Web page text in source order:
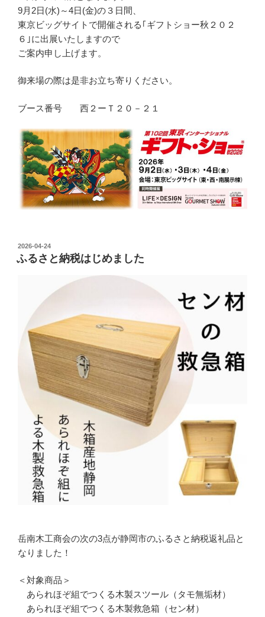
9月2日(水)～4日(金)の３日間、
東京ビッグサイトで開催される｢ギフトショー秋２０２
６｣に出展いたしますので
ご案内申し上げます。
御来場の際は是非お立ち寄りください。
ブース番号 西２ーＴ２０－２１
投
稿
2026-04-24
ふるさと納税はじめました
岳南木工商会の次の3点が静岡市のふるさと納税返礼品と
なりました！
＜対象商品＞
あられほぞ組でつくる木製スツール（タモ無垢材）
あられほぞ組でつくる木製救急箱（セン材）